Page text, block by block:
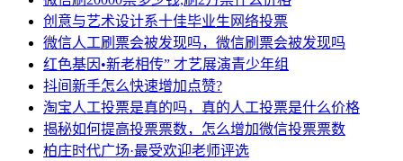
创意与艺术设计系十佳毕业生网络投票
微信人工刷票会被发现吗，微信刷票会被发现吗
红色基因•新老相传” 才艺展演青少年组
抖间新手怎么快速增加点赞?
淘宝人工投票是真的吗，真的人工投票是什么价格
揭秘如何提高投票票数，怎么增加微信投票票数
柏庄时代广场·最受欢迎老师评选